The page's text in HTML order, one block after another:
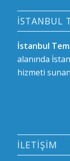
İSTANBUL
İstanbul
alanında
hizmeti
İLETIŞIM